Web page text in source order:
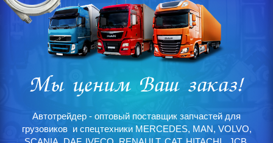
Автотрейдер - оптовый поставщик запчастей для
грузовиков и спецтехники MERCEDES, MAN, VOLVO,